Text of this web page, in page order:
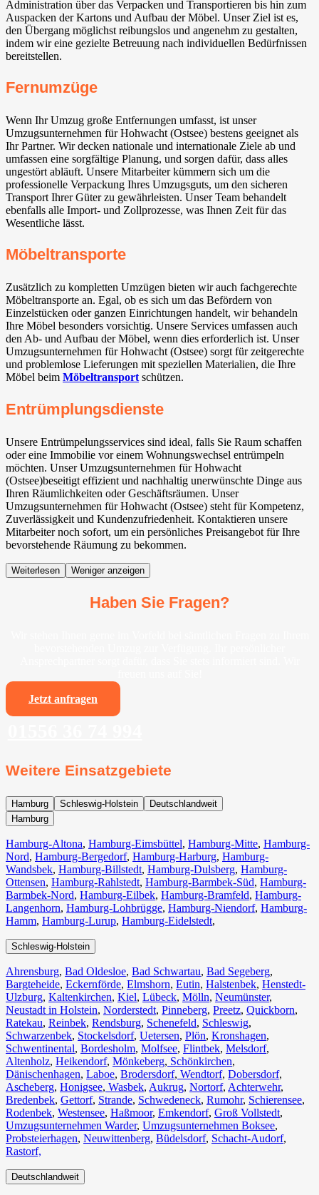
Administration über das Verpacken und Transportieren bis hin zum
Auspacken der Kartons und Aufbau der Möbel. Unser Ziel ist es,
den Übergang möglichst reibungslos und angenehm zu gestalten,
indem wir eine gezielte Betreuung nach individuellen Bedürfnissen
bereitstellen.
Fernumzüge
Wenn Ihr Umzug große Entfernungen umfasst, ist unser
Umzugsunternehmen für Hohwacht (Ostsee) bestens geeignet als
Ihr Partner. Wir decken nationale und internationale Ziele ab und
umfassen eine sorgfältige Planung, und sorgen dafür, dass alles
ungestört abläuft. Unsere Mitarbeiter kümmern sich um die
professionelle Verpackung Ihres Umzugsguts, um den sicheren
Transport Ihrer Güter zu gewährleisten. Unser Team behandelt
ebenfalls alle Import- und Zollprozesse, was Ihnen Zeit für das
Wesentliche lässt.
Möbeltransporte
Zusätzlich zu kompletten Umzügen bieten wir auch fachgerechte
Möbeltransporte an. Egal, ob es sich um das Befördern von
Einzelstücken oder ganzen Einrichtungen handelt, wir behandeln
Ihre Möbel besonders vorsichtig. Unsere Services umfassen auch
den Ab- und Aufbau der Möbel, wenn dies erforderlich ist. Unser
Umzugsunternehmen für Hohwacht (Ostsee) sorgt für zeitgerechte
und problemlose Lieferungen mit speziellen Materialien, die Ihre
Möbel beim Möbeltransportschützen.
Entrümplungsdienste
Unsere Entrümpelungsservices sind ideal, falls Sie Raum schaffen
oder eine Immobilie vor einem Wohnungswechsel entrümpeln
möchten. Unser Umzugsunternehmen für Hohwacht
(Ostsee)beseitigt effizient und nachhaltig unerwünschte Dinge aus
Ihren Räumlichkeiten oder Geschäftsräumen. Unser
Umzugsunternehmen für Hohwacht (Ostsee) steht für Kompetenz,
Zuverlässigkeit und Kundenzufriedenheit. Kontaktieren unsere
Mitarbeiter noch sofort, um ein persönliches Preisangebot für Ihre
bevorstehende Räumung zu bekommen.
Weiterlesen Weniger anzeigen
Haben Sie Fragen?
Jetzt anfragen
Weitere Einsatzgebiete
Hamburg Schleswig-Holstein
Deutschlandweit
Hamburg
Hamburg-Altona, Hamburg-Eimsbüttel, Hamburg-Mitte, Hamburg-
Nord, Hamburg-Bergedorf, Hamburg-Harburg, Hamburg-
Wandsbek, Hamburg-Billstedt, Hamburg-Dulsberg, Hamburg-
Ottensen, Hamburg-Rahlstedt, Hamburg-Barmbek-Süd, Hamburg-
Barmbek-Nord, Hamburg-Eilbek, Hamburg-Bramfeld, Hamburg-
Langenhorn, Hamburg-Lohbrügge, Hamburg-Niendorf, Hamburg-
Hamm, Hamburg-Lurup, Hamburg-Eidelstedt,
Schleswig-Holstein
Ahrensburg, Bad Oldesloe, Bad Schwartau, Bad Segeberg,
Bargteheide, Eckernförde, Elmshorn, Eutin, Halstenbek, Henstedt-
Ulzburg, Kaltenkirchen, Kiel, Lübeck, Mölln, Neumünster,
Neustadt in Holstein, Norderstedt, Pinneberg, Preetz, Quickborn,
Ratekau, Reinbek, Rendsburg, Schenefeld, Schleswig,
Schwarzenbek, Stockelsdorf, Uetersen, Plön, Kronshagen,
Schwentinental, Bordesholm, Molfsee, Flintbek, Melsdorf,
Altenholz, Heikendorf, Mönkeberg, Schönkirchen,
Dänischenhagen, Laboe, Brodersdorf, Wendtorf, Dobersdorf,
Ascheberg, Honigsee, Wasbek, Aukrug, Nortorf, Achterwehr,
Bredenbek, Gettorf, Strande, Schwedeneck, Rumohr, Schierensee,
Rodenbek, Westensee, Haßmoor, Emkendorf, Groß Vollstedt,
Umzugsunternehmen Warder, Umzugsunternehmen Boksee,
Probsteierhagen, Neuwittenberg, Büdelsdorf, Schacht-Audorf,
Rastorf,
Deutschlandweit